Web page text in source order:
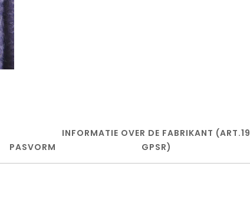
PASVORM
INFORMATIE OVER DE FABRIKANT (ART.19
GPSR)